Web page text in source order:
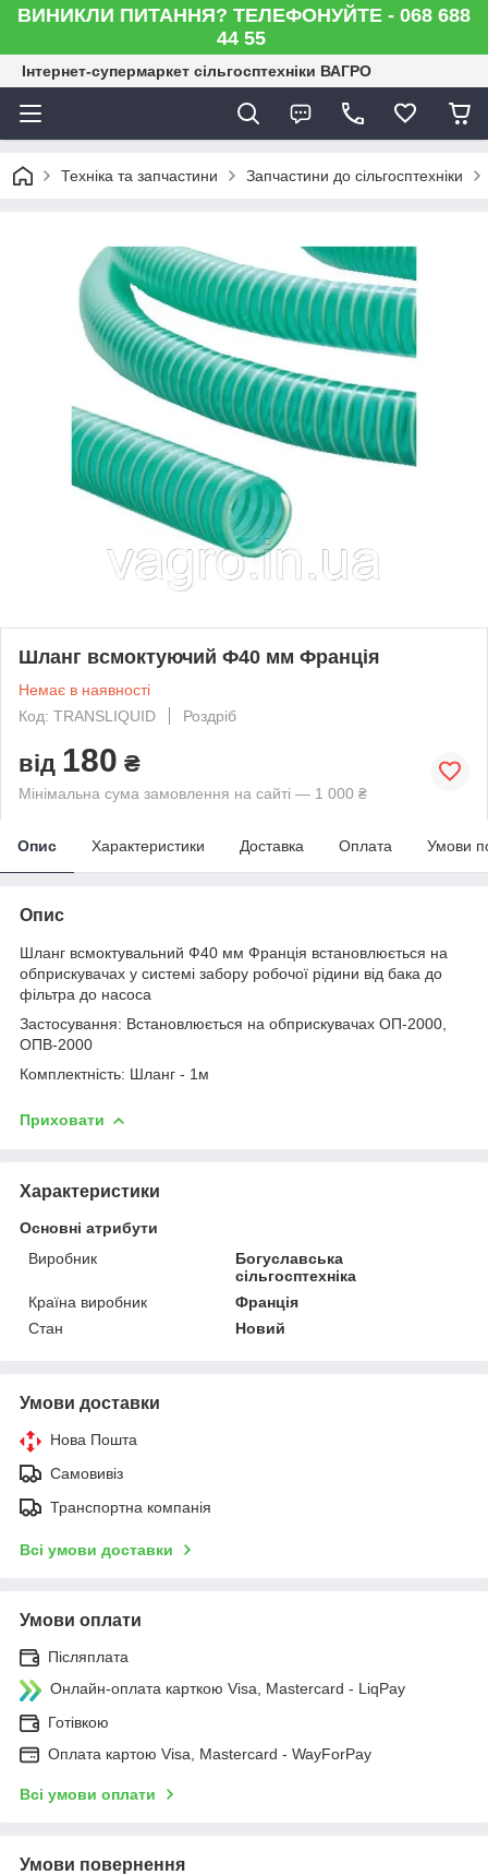
ВИНИКЛИ ПИТАННЯ? ТЕЛЕФОНУЙТЕ - 068 688
44 55
Інтернет-супермаркет сільгосптехніки ВАГРО
Техніка та запчастини Запчастини до сільгосптехніки
Шланг всмоктуючий Ф40 мм Франція
Немає в наявності
Код: TRANSLIQUID
Роздріб
від 180 ₴
Мінімальна сума замовлення на сайті — 1 000 ₴
Опис Характеристики Доставка Оплата Умови
Опис
Шланг всмоктувальний Ф40 мм Франція встановлюється на
обприскувачах у системі забору робочої рідини від бака до
фільтра до насоса
Застосування: Встановлюється на обприскувачах ОП-2000,
ОПВ-2000
Комплектність: Шланг - 1м
Приховати
Характеристики
Основні атрибути
Виробник
Богуславська
сільгосптехніка
Країна виробник
Франція
Стан
Новий
Умови доставки
Нова Пошта
Самовивіз
Транспортна компанія
Всі умови доставки
Умови оплати
Післяплата
Онлайн-оплата карткою Visa, Mastercard - LiqPay
Готівкою
Оплата картою Visa, Mastercard - WayForPay
Всі умови оплати
Умови повернення